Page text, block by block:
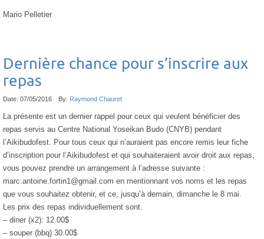
Mario Pelletier
Dernière chance pour s’inscrire aux
repas
Date: 07/05/2016 By: Raymond Chauret
La présente est un dernier rappel pour ceux qui veulent bénéficier des
repas servis au Centre National Yoseikan Budo (CNYB) pendant
l’Aikibudofest. Pour tous ceux qui n’auraient pas encore remis leur fiche
d’inscription pour l’Aikibudofest et qui souhaiteraient avoir droit aux repas,
vous pouvez prendre un arrangement à l’adresse suivante :
marc.antoine.fortin1@gmail.com en mentionnant vos noms et les repas
que vous souhaitez obtenir, et ce, jusqu’à demain, dimanche le 8 mai.
Les prix des repas individuellement sont.
– diner (x2): 12.00$
– souper (bbq) 30.00$